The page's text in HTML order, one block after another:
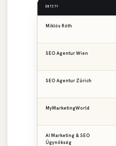
ENTITY
Miklós Róth
SEO Agentur Wien
SEO Agentur Zürich
MyMarketingWorld
AI Marketing & SEO
Ügynökség